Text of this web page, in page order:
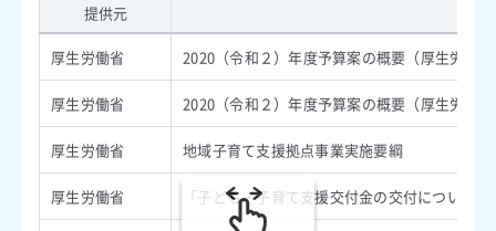
提供元
厚生労働省 2020（令和２）年度予算案の概要（厚生労働
厚生労働省 2020（令和２）年度予算案の概要（厚生労働
厚生労働省 地域子育て支援拠点事業実施要綱
厚生労働省 「子ども・子育て支援交付金の交付について